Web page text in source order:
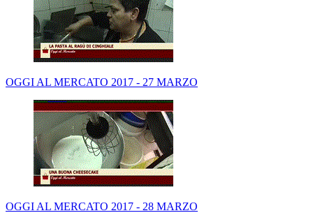
OGGI AL MERCATO 2017 - 27 MARZO
OGGI AL MERCATO 2017 - 28 MARZO